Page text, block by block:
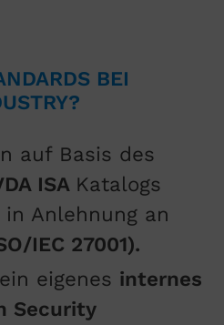
BEI
auf Basis des
ISA Katalogs
Anlehnung an
IEC 27001).
eigenes internes
Security